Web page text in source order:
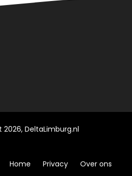
DeltaLimburg.nl
Home Privacy Over ons